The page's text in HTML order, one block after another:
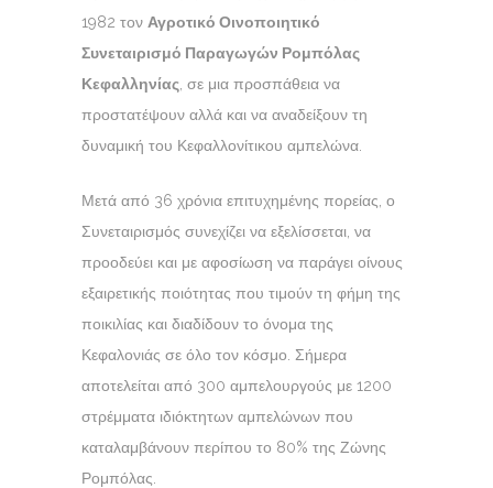
1982 τον Αγροτικό Οινοποιητικό
Συνεταιρισμό Παραγωγών Ρομπόλας
Κεφαλληνίας , σε μια προσπάθεια να
προστατέψουν αλλά και να αναδείξουν τη
δυναμική του Κεφαλλονίτικου αμπελώνα.
Μετά από 36 χρόνια επιτυχημένης πορείας, ο
Συνεταιρισμός συνεχίζει να εξελίσσεται, να
προοδεύει και με αφοσίωση να παράγει οίνους
εξαιρετικής ποιότητας που τιμούν τη φήμη της
ποικιλίας και διαδίδουν το όνομα της
Κεφαλονιάς σε όλο τον κόσμο. Σήμερα
αποτελείται από 300 αμπελουργούς με 1200
στρέμματα ιδιόκτητων αμπελώνων που
καταλαμβάνουν περίπου το 80% της Ζώνης
Ρομπόλας.